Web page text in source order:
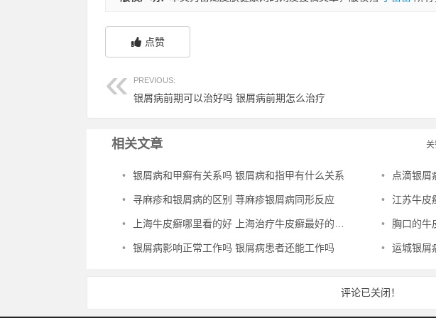
点赞
PREVIOUS:
银屑病前期可以治好吗 银屑病前期怎么治疗
相关文章 关
• 银屑病和甲癣有关系吗 银屑病和指甲有什么关系 • 点滴银屑
• 寻麻疹和银屑病的区别 荨麻疹银屑病同形反应 • 江苏牛皮
• 上海牛皮癣哪里看的好 上海治疗牛皮癣最好的地方 • 胸口的牛
• 银屑病影响正常工作吗 银屑病患者还能工作吗 • 运城银屑
评论已关闭！